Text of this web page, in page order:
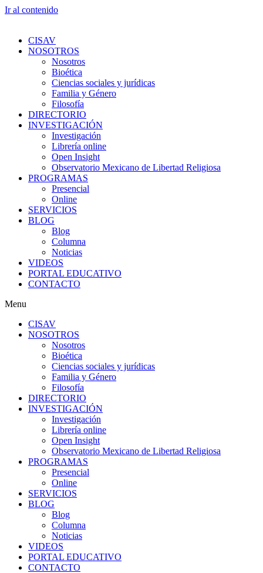
Ir al contenido
CISAV
NOSOTROS
Nosotros
Bioética
Ciencias sociales y jurídicas
Familia y Género
Filosofía
DIRECTORIO
INVESTIGACIÓN
Investigación
Librería online
Open Insight
Observatorio Mexicano de Libertad Religiosa
PROGRAMAS
Presencial
Online
SERVICIOS
BLOG
Blog
Columna
Noticias
VIDEOS
PORTAL EDUCATIVO
CONTACTO
Menu
CISAV
NOSOTROS
Nosotros
Bioética
Ciencias sociales y jurídicas
Familia y Género
Filosofía
DIRECTORIO
INVESTIGACIÓN
Investigación
Librería online
Open Insight
Observatorio Mexicano de Libertad Religiosa
PROGRAMAS
Presencial
Online
SERVICIOS
BLOG
Blog
Columna
Noticias
VIDEOS
PORTAL EDUCATIVO
CONTACTO